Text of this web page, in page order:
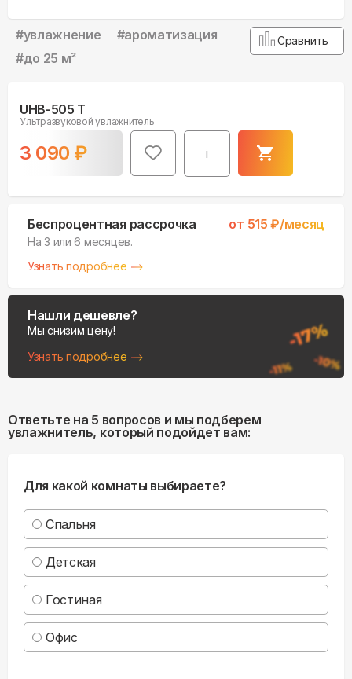
#увлажнение #ароматизация
#до 25 м²
Сравнить
UHB-505 T
Ультразвуковой увлажнитель
3 090 ₽ i
Беспроцентная рассрочка от 515 ₽/месяц
На 3 или 6 месяцев.
Узнать подробнее
Нашли дешевле?
Мы снизим цену!
Узнать подробнее
Ответьте на 5 вопросов и мы подберем
увлажнитель, который подойдет вам:
Для какой комнаты выбираете?
Спальня
Детская
Гостиная
Офис